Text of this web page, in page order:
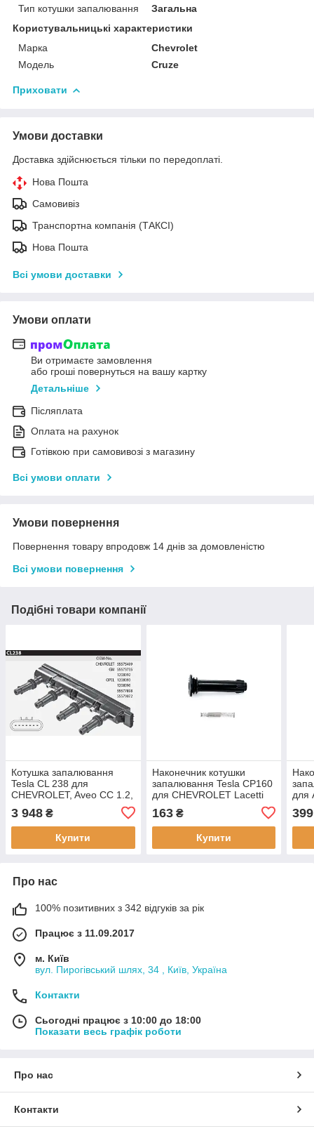
Тип котушки запалювання
Загальна
Користувальницькі характеристики
Марка
Chevrolet
Мoдель
Cruze
Приховати
Умови доставки
Доставка здійснюється тільки по передоплаті.
Нова Пошта
Самовивіз
Транспортна компанія (ТАКСІ)
Нова Пошта
Всі умови доставки
Умови оплати
Ви отримаєте замовлення
або гроші повернуться на вашу картку
Детальніше
Післяплата
Оплата на рахунок
Готівкою при самовивозі з магазину
Всі умови оплати
Умови повернення
Повернення товару впродовж 14 днів за домовленістю
Всі умови повернення
Подібні товари компанії
Котушка запалювання
Tesla CL 238 для
CHEVROLET, Aveo CC 1.2,
1.4, Cruze, Orlando, Trax,
OPEL Adam, Ampera, Astra
J, Cascada, Corsa
3 948 ₴
Купити
Наконечник котушки
запалювання Tesla CP160
для CHEVROLET Lacetti
1.8 T18SED, LDA, F18D3,
NUBIRA, OPTRA,
96415010
163₴
Купити
для
1.8,
1.6,
399
Про нас
100% позитивних з 342 відгуків за рік
Працює з 11.09.2017
м. Київ
вул. Пирогівський шлях, 34 , Київ, Україна
Контакти
Сьогодні працює з 10:00 до 18:00
Показати весь графік роботи
Про нас
Контакти